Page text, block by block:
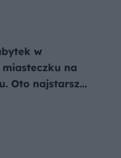
w
na
Oto najstarszy